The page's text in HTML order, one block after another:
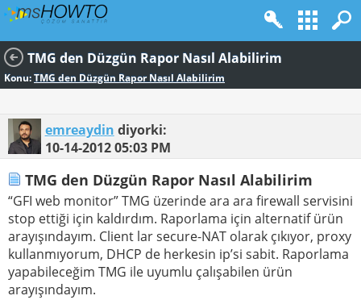
TMG den Düzgün Rapor Nasıl Alabilirim
Konu:TMG den Düzgün Rapor Nasıl Alabilirim
emreaydin diyorki:
10-14-201205:03 PM
TMG den Düzgün Rapor Nasıl Alabilirim
“GFI web monitor” TMG üzerinde ara ara firewall servisini
stop ettiği için kaldırdım. Raporlama için alternatif ürün
arayışındayım. Client lar secure-NAT olarak çıkıyor, proxy
kullanmıyorum, DHCP de herkesin ip’si sabit. Raporlama
yapabileceğim TMG ile uyumlu çalışabilen ürün
arayışındayım.